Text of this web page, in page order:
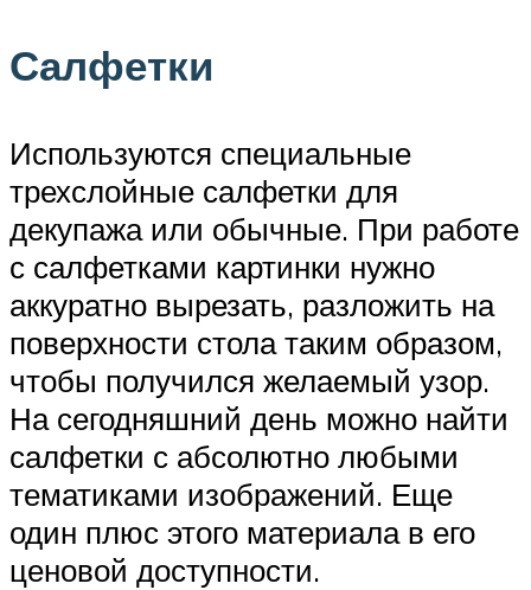
Салфетки
Используются специальные
трехслойные салфетки для
декупажа или обычные. При работе
с салфетками картинки нужно
аккуратно вырезать, разложить на
поверхности стола таким образом,
чтобы получился желаемый узор.
На сегодняшний день можно найти
салфетки с абсолютно любыми
тематиками изображений. Еще
один плюс этого материала в его
ценовой доступности.